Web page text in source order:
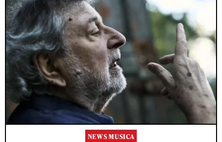
NEWS MUSICA